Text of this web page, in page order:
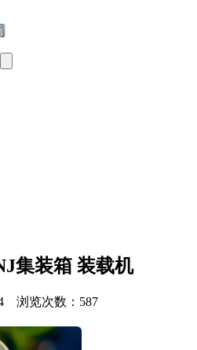
集装箱 装载机
浏览次数： 587